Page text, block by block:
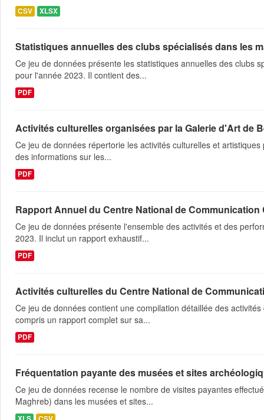
CSV XLSX
Statistiques annuelles des clubs spécialisés dans les
Ce jeu de données présente les statistiques annuelles des clubs
pour l'année 2023. Il contient des...
PDF
Activités culturelles organisées par la Galerie d'Art de
Ce jeu de données répertorie les activités culturelles et
des informations sur les...
PDF
Rapport Annuel du Centre National de Communication
Ce jeu de données présente l'ensemble des activités et des
2023. Il inclut un rapport exhaustif...
PDF
Activités culturelles du Centre National de
Ce jeu de données contient une compilation détaillée des
compris un rapport complet sur sa...
PDF
Fréquentation payante des musées et sites
Ce jeu de données recense le nombre de visites payantes
Maghreb) dans les musées et sites...